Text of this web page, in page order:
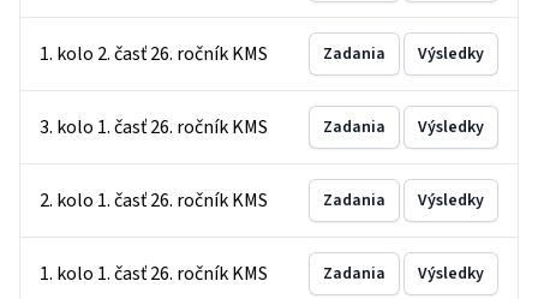
1. kolo 2. časť 26. ročník KMS Zadania Výsledky
3. kolo 1. časť 26. ročník KMS Zadania Výsledky
2. kolo 1. časť 26. ročník KMS Zadania Výsledky
1. kolo 1. časť 26. ročník KMS Zadania Výsledky